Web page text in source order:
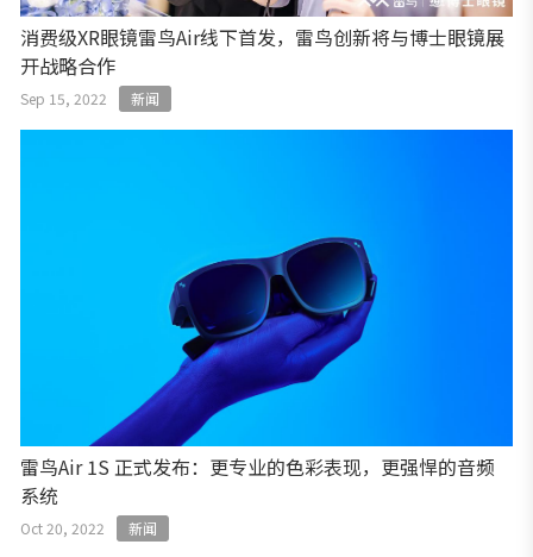
消费级XR眼镜雷鸟Air线下首发，雷鸟创新将与博士眼镜展
开战略合作
Sep 15, 2022 新闻
雷鸟Air 1S 正式发布：更专业的色彩表现，更强悍的音频
系统
Oct 20, 2022 新闻